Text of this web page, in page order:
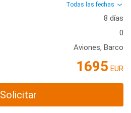
Todas las fechas
8 días
0
Aviones, Barco
1695 EUR
Solicitar